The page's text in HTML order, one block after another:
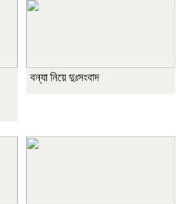
বন্যা নিয়ে দুঃসংবাদ